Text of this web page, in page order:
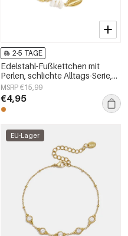
2-5 TAGE
Edelstahl-Fußkettchen mit
Perlen, schlichte Alltags-Serie,
Damenschmuck
MSRP €15,99
€4,95
EU-Lager